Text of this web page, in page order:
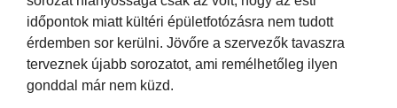
időpontok miatt kültéri épületfotózásra nem tudott
érdemben sor kerülni. Jövőre a szervezők tavaszra
terveznek újabb sorozatot, ami remélhetőleg ilyen
gonddal már nem küzd.